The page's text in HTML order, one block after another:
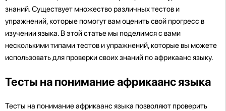
знаний. Существует множество различных тестов и
упражнений, которые помогут вам оценить свой прогресс в
изучении языка. В этой статье мы поделимся с вами
несколькими типами тестов и упражнений, которые вы можете
использовать для проверки своих знаний по африкаанс языку.
Тесты на понимание африкаанс языка
Тесты на понимание африкаанс языка позволяют проверить